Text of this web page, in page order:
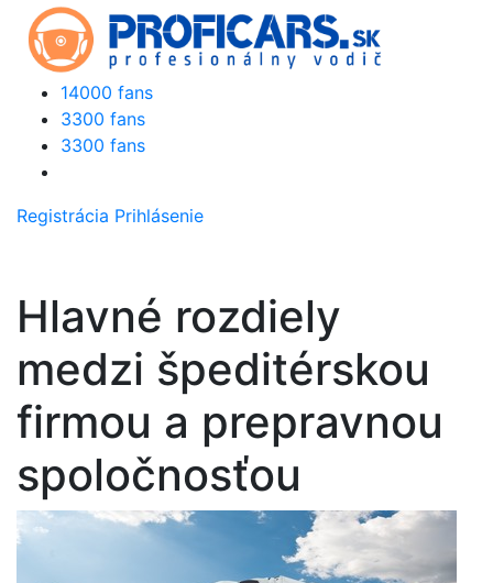
14000 fans
3300 fans
3300 fans
Registrácia Prihlásenie
Hlavné rozdiely
medzi špeditérskou
firmou a prepravnou
spoločnosťou